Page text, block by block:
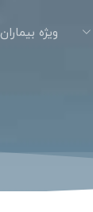
ویژه بیماران